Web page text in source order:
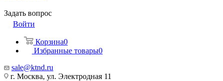
Задать вопрос
Войти
Корзина0
Избранные товары0
sale@ktnd.ru
г. Москва, ул. Электродная 11